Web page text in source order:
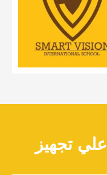
تجهيز